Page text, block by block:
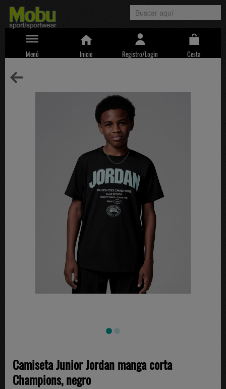
Menú Inicio Registro/Login Cesta
Camiseta Junior Jordan manga corta
Champions, negro